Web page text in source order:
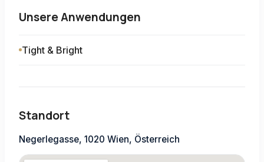
Unsere Anwendungen
Tight & Bright
Standort
Negerlegasse, 1020 Wien, Österreich